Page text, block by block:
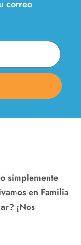
correo
simplemente
en Familia
¡Nos